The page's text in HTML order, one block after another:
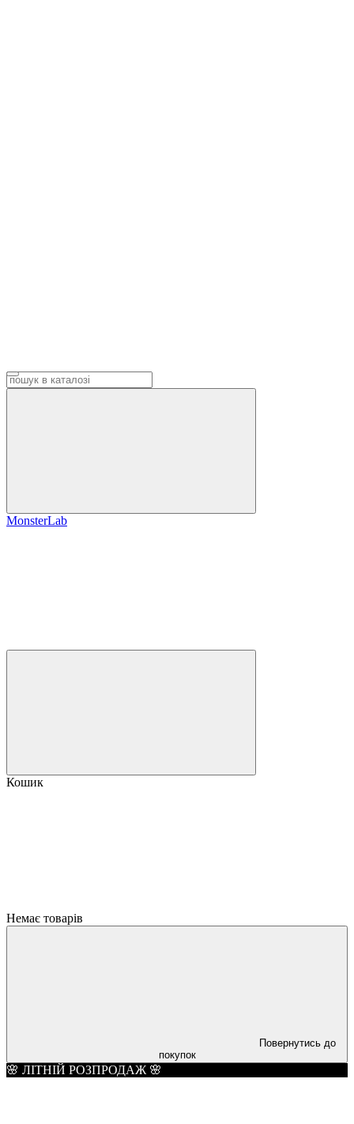
MonsterLab
Кошик
Немає товарів
Повернутись до
покупок
🌸 ЛІТНІЙ РОЗПРОДАЖ 🌸